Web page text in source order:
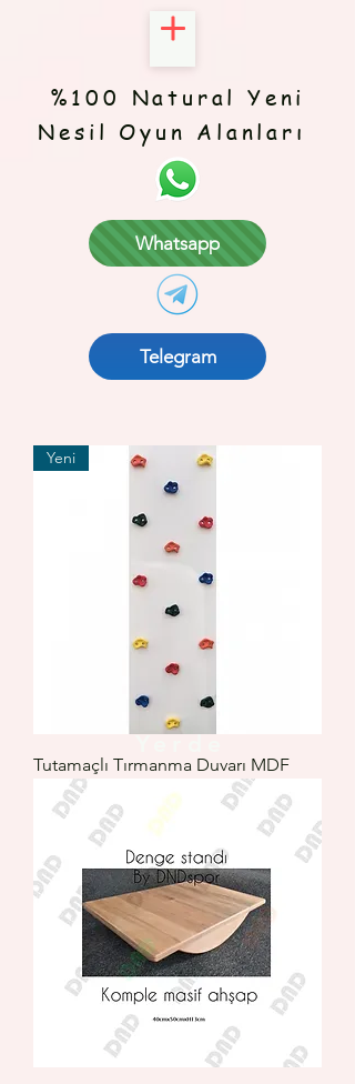
Çocuk Olan Her
Yerde
%100 Natural Yeni
Nesil Oyun Alanları
Telegram
Whatsapp
Yeni
Tutamaçlı Tırmanma Duvarı MDF